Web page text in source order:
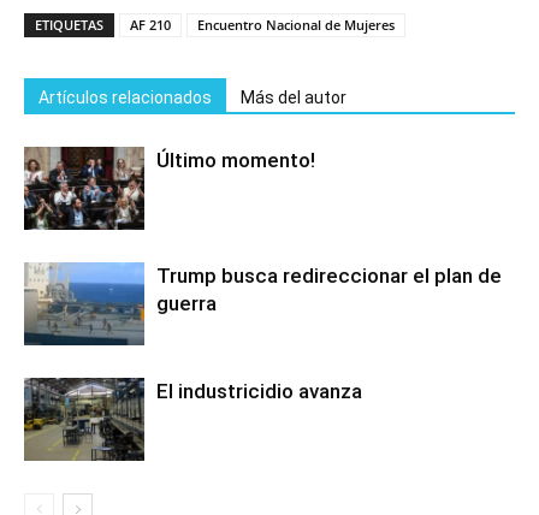
ETIQUETAS AF 210 Encuentro Nacional de Mujeres
Artículos relacionados Más del autor
Último momento!
Trump busca redireccionar el plan de
guerra
El industricidio avanza